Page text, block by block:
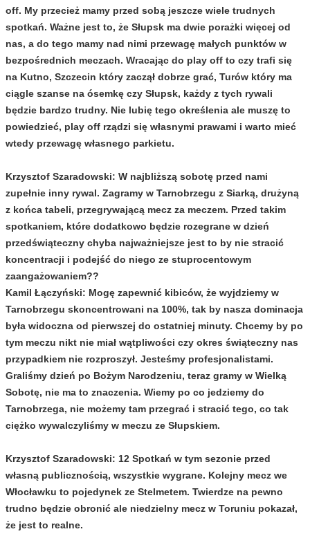
off. My przecież mamy przed sobą jeszcze wiele trudnych
spotkań. Ważne jest to, że Słupsk ma dwie porażki więcej od
nas, a do tego mamy nad nimi przewagę małych punktów w
bezpośrednich meczach. Wracając do play off to czy trafi się
na Kutno, Szczecin który zaczął dobrze grać, Turów który ma
ciągle szanse na ósemkę czy Słupsk, każdy z tych rywali
będzie bardzo trudny. Nie lubię tego określenia ale muszę to
powiedzieć, play off rządzi się własnymi prawami i warto mieć
wtedy przewagę własnego parkietu.
Krzysztof Szaradowski: W najbliższą sobotę przed nami
zupełnie inny rywal. Zagramy w Tarnobrzegu z Siarką, drużyną
z końca tabeli, przegrywającą mecz za meczem. Przed takim
spotkaniem, które dodatkowo będzie rozegrane w dzień
przedświąteczny chyba najważniejsze jest to by nie stracić
koncentracji i podejść do niego ze stuprocentowym
zaangażowaniem??
Kamil Łączyński: Mogę zapewnić kibiców, że wyjdziemy w
Tarnobrzegu skoncentrowani na 100%, tak by nasza dominacja
była widoczna od pierwszej do ostatniej minuty. Chcemy by po
tym meczu nikt nie miał wątpliwości czy okres świąteczny nas
przypadkiem nie rozproszył. Jesteśmy profesjonalistami.
Graliśmy dzień po Bożym Narodzeniu, teraz gramy w Wielką
Sobotę, nie ma to znaczenia. Wiemy po co jedziemy do
Tarnobrzega, nie możemy tam przegrać i stracić tego, co tak
ciężko wywalczyliśmy w meczu ze Słupskiem.
Krzysztof Szaradowski: 12 Spotkań w tym sezonie przed
własną publicznością, wszystkie wygrane. Kolejny mecz we
Włocławku to pojedynek ze Stelmetem. Twierdze na pewno
trudno będzie obronić ale niedzielny mecz w Toruniu pokazał,
że jest to realne.